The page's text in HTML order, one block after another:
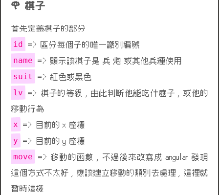
棋子
首先定義棋子的部分
id => 區分每個子的唯一識別編號
name => 顯示該棋子是 兵 炮 或其他兵種使用
suit => 紅色或黑色
lv
=> 棋子的等級 , 由此判斷他能吃什麼子 , 或他的
移動行為
x => 目前的 x 座標
y => 目前的 y 座標
move
=> 移動的函數 , 不過後來改寫成 angular 發現
這個方式不太好 , 應該建立移動的類別去處理 , 這裡就
暫時這樣